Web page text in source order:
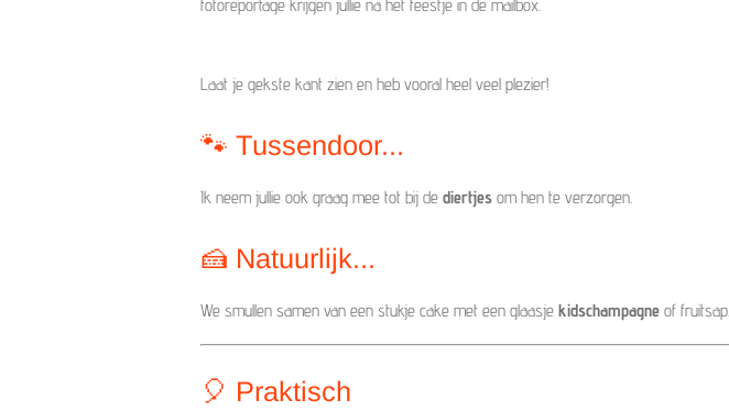
fotoreportage krijgen jullie na het feestje in de mailbox.
Laat je gekste kant zien en heb vooral heel veel plezier!
🐾 Tussendoor...
Ik neem jullie ook graag mee tot bij de diertjes om hen te verzorgen.
🍰 Natuurlijk...
We smullen samen van een stukje cake met een glaasje kidschampagne of fruitsap.
🎈 Praktisch